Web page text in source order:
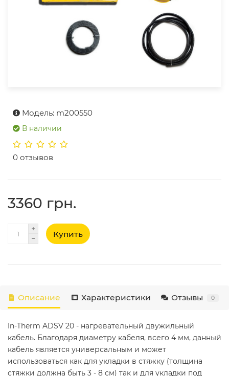
Модель: m200550
В наличии
0 отзывов
3360 грн.
Купить
Описание Характеристики Отзывы 0
In-Therm ADSV 20 - нагревательный двужильный
кабель. Благодаря диаметру кабеля, всего 4 мм, данный
кабель является универсальным и может
использоваться как для укладки в стяжку (толщина
стяжки должна быть 3 - 8 см) так и для укладки под